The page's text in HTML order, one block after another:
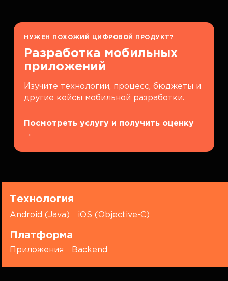
НУЖЕН ПОХОЖИЙ ЦИФРОВОЙ ПРОДУКТ?
Разработка мобильных
приложений
Изучите технологии, процесс, бюджеты и
другие кейсы мобильной разработки.
Посмотреть услугу и получить оценку
→
Технология
Android (Java) iOS (Objective-C)
Платформа
Приложения Backend